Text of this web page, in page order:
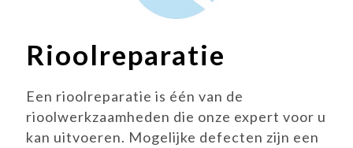
Rioolreparatie
Een rioolreparatie is één van de
rioolwerkzaamheden die onze expert voor u
kan uitvoeren. Mogelijke defecten zijn een